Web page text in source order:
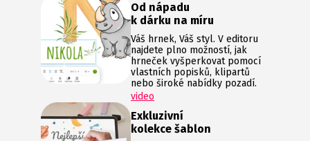
Od nápadu
k dárku na míru
Váš hrnek, Váš styl. V editoru
najdete plno možností, jak
hrneček vyšperkovat pomocí
vlastních popisků, klipartů
nebo široké nabídky pozadí.
video
Exkluzivní
kolekce šablon